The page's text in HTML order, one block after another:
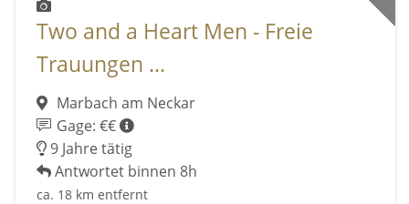
Two and a Heart Men - Freie
Trauungen ...
Marbach am Neckar
Gage: €€
9 Jahre tätig
Antwortet binnen 8h
ca. 18 km entfernt